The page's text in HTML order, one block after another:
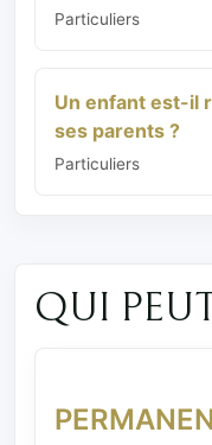
Particuliers
Un enfant est-il
ses parents ?
Particuliers
QUI